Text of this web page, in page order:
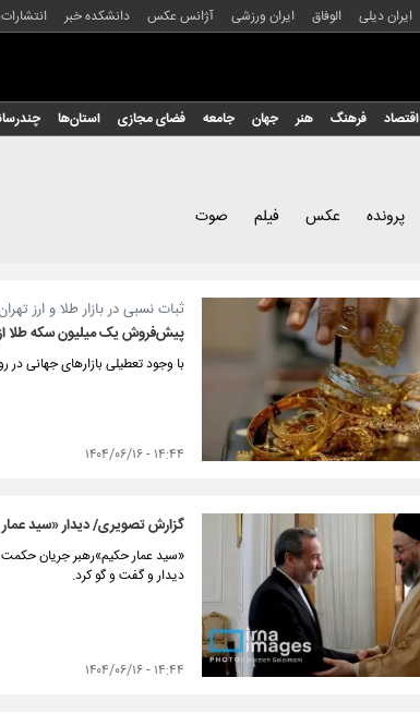
ایران دیلی الوفاق ایران ورزشی آژانس عکس دانشکده خبر انتشارات
اقتصاد فرهنگ هنر جهان جامعه فضای مجازی استان‌ها
پرونده عکس فیلم صوت
ثبات نسبی در بازار طلا و ارز
پیش‌فروش یک میلیون سکه طلا از
با وجود تعطیلی بازارهای جهانی در روز جاری (یکشنبه، ۱۶ شهریورماه)،
۱۴:۴۴ - ۱۴۰۴/۰۶/۱۶
گزارش تصویری/ دیدار «سید عمار
دیدار و گفت و گو کرد.
۱۴:۴۴ - ۱۴۰۴/۰۶/۱۶